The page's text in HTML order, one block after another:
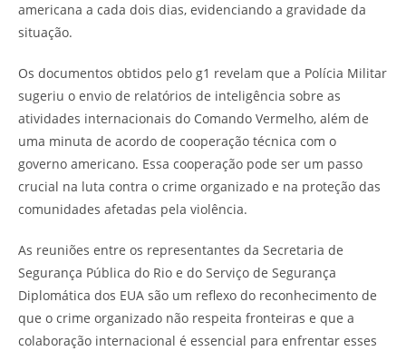
americana a cada dois dias, evidenciando a gravidade da
situação.
Os documentos obtidos pelo g1 revelam que a Polícia Militar
sugeriu o envio de relatórios de inteligência sobre as
atividades internacionais do Comando Vermelho, além de
uma minuta de acordo de cooperação técnica com o
governo americano. Essa cooperação pode ser um passo
crucial na luta contra o crime organizado e na proteção das
comunidades afetadas pela violência.
As reuniões entre os representantes da Secretaria de
Segurança Pública do Rio e do Serviço de Segurança
Diplomática dos EUA são um reflexo do reconhecimento de
que o crime organizado não respeita fronteiras e que a
colaboração internacional é essencial para enfrentar esses